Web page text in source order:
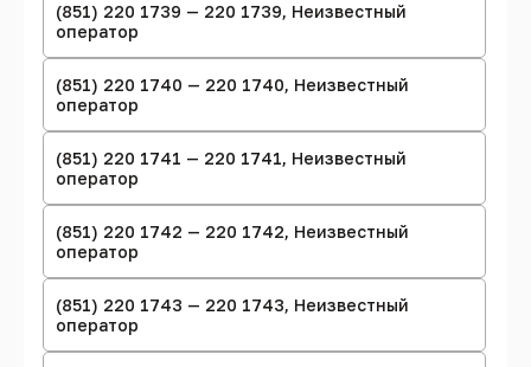
(851) 220 1739 — 220 1739, Неизвестный
оператор
(851) 220 1740 — 220 1740, Неизвестный
оператор
(851) 220 1741 — 220 1741, Неизвестный
оператор
(851) 220 1742 — 220 1742, Неизвестный
оператор
(851) 220 1743 — 220 1743, Неизвестный
оператор